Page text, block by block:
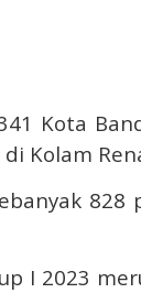
Kota
Kolam
I 2023